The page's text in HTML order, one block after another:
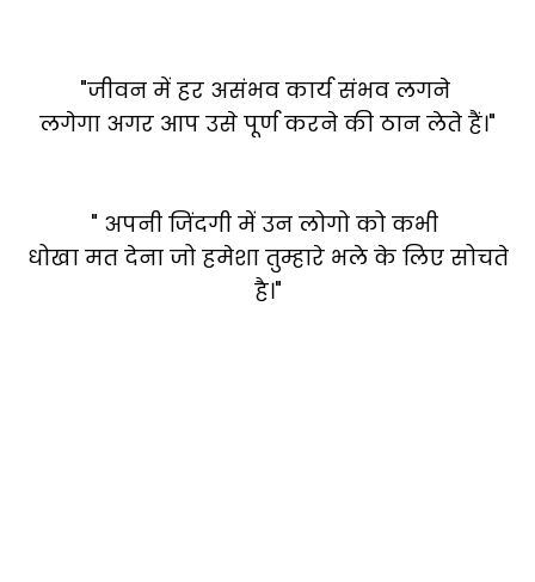
"जीवन में हर असंभव कार्य संभव लगने
लगेगा अगर आप उसे पूर्ण करने की ठान लेते हैं।"
" अपनी जिंदगी में उन लोगो को कभी
धोखा मत देना जो हमेशा तुम्हारे भले के लिए सोचते
है।"